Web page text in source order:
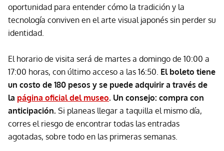
oportunidad para entender cómo la tradición y la
tecnología conviven en el arte visual japonés sin perder su
identidad.
El horario de visita será de martes a domingo de 10:00 a
17:00 horas, con último acceso a las 16:50. El boleto tiene
un costo de 180 pesos y se puede adquirir a través de
la página oficial del museo. Un consejo: compra con
anticipación. Si planeas llegar a taquilla el mismo día,
corres el riesgo de encontrar todas las entradas
agotadas, sobre todo en las primeras semanas.